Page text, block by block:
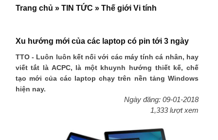
Xu hướng mới của các laptop có pin tới 3 ngày
TTO - Luôn luôn kết nối với các máy tính cá nhân, hay
viết tắt là ACPC, là một khuynh hướng thiết kế, chế
tạo mới của các laptop chạy trên nền tảng Windows
hiện nay.
Ngày đăng: 09-01-2018
1,333 lượt xem
Trang chủ » TIN TỨC » Thế giới Vi tính